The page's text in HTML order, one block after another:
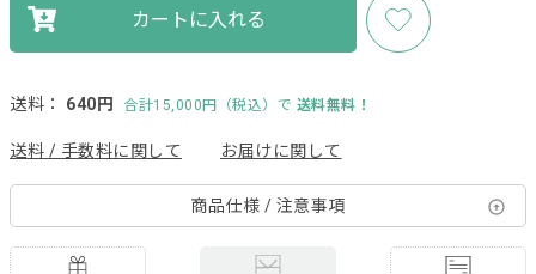
カートに入れる
送料： 640円 合計15,000円（税込）で 送料無料！
送料 / 手数料に関して お届けに関して
商品仕様 / 注意事項